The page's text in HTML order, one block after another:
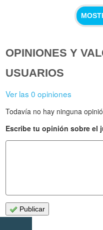
OPINIONES Y
USUARIOS
Ver las 0 opiniones
Todavía no hay ninguna
Escribe tu opinión sobre el
Publicar